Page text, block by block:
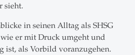
sieht.
in seinen Alltag als SHSG
er mit Druck umgeht und
ist, als Vorbild voranzugehen.